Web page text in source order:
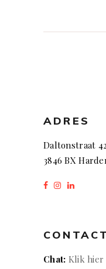
ADRES
Daltonstraat
3846 BX
Chat: Klik hier